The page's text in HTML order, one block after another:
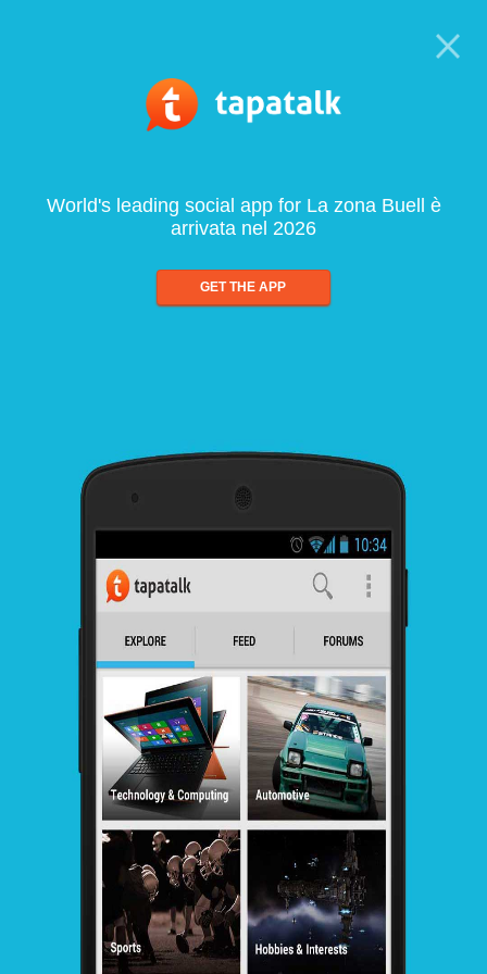
World's leading social app for La zona Buell è
arrivata nel 2026
GET THE APP